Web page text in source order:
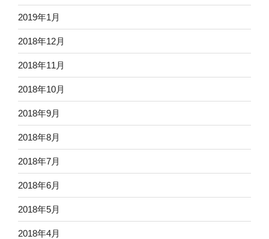
2019年1月
2018年12月
2018年11月
2018年10月
2018年9月
2018年8月
2018年7月
2018年6月
2018年5月
2018年4月